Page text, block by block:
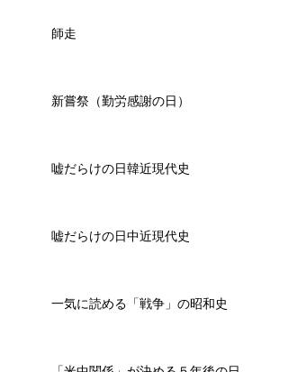
師走
新嘗祭（勤労感謝の日）
嘘だらけの日韓近現代史
嘘だらけの日中近現代史
一気に読める「戦争」の昭和史